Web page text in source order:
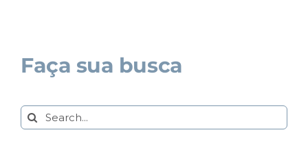
Faça sua busca
Search
for: